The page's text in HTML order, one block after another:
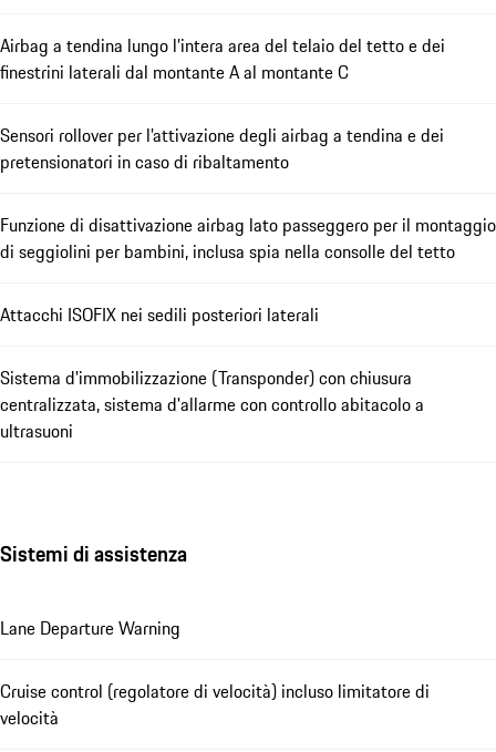
Airbag a tendina lungo l’intera area del telaio del tetto e dei
finestrini laterali dal montante A al montante C
Sensori rollover per l’attivazione degli airbag a tendina e dei
pretensionatori in caso di ribaltamento
Funzione di disattivazione airbag lato passeggero per il montaggio
di seggiolini per bambini, inclusa spia nella consolle del tetto
Attacchi ISOFIX nei sedili posteriori laterali
Sistema d'immobilizzazione (Transponder) con chiusura
centralizzata, sistema d'allarme con controllo abitacolo a
ultrasuoni
Sistemi di assistenza
Lane Departure Warning
Cruise control (regolatore di velocità) incluso limitatore di
velocità